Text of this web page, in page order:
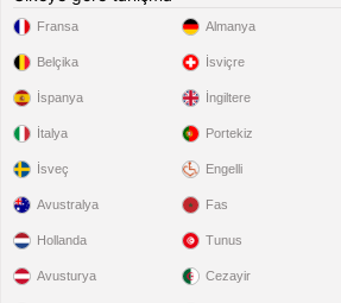
Fransa
Belçika
İspanya
İtalya
İsveç
Almanya
İsviçre
İngiltere
Portekiz
Engelli
Avustralya
Hollanda
Avusturya
Fas
Tunus
Cezayir